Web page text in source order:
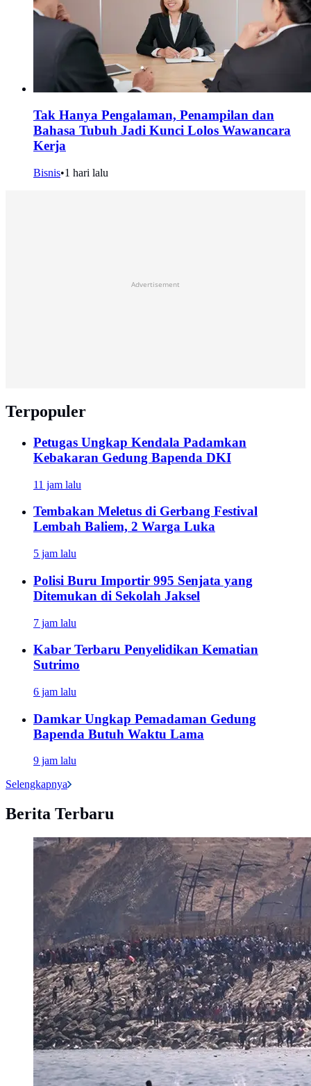
Tak Hanya Pengalaman, Penampilan dan
Bahasa Tubuh Jadi Kunci Lolos Wawancara
Kerja
Bisnis•1 hari lalu
Advertisement
Terpopuler
Petugas Ungkap Kendala Padamkan
Kebakaran Gedung Bapenda DKI
11 jam lalu
Tembakan Meletus di Gerbang Festival
Lembah Baliem, 2 Warga Luka
5 jam lalu
Polisi Buru Importir 995 Senjata yang
Ditemukan di Sekolah Jaksel
7 jam lalu
Kabar Terbaru Penyelidikan Kematian
Sutrimo
6 jam lalu
Damkar Ungkap Pemadaman Gedung
Bapenda Butuh Waktu Lama
9 jam lalu
Selengkapnya
Berita Terbaru